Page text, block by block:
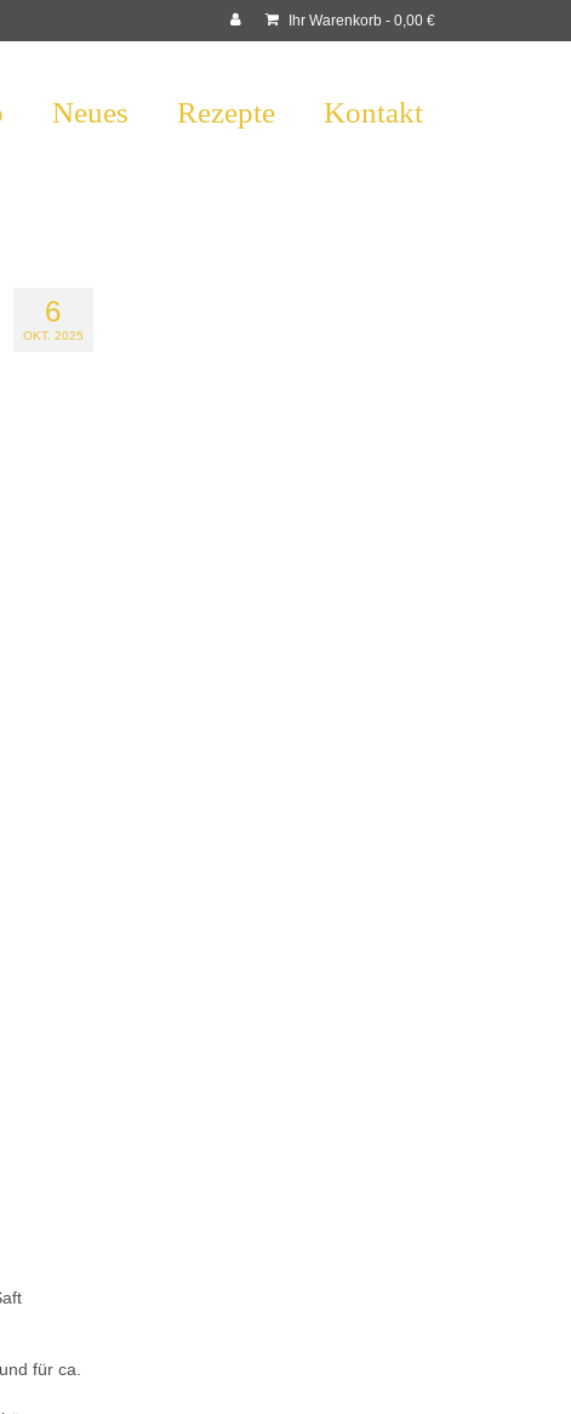
Ihr Warenkorb - 0,00 €
Neues Rezepte Kontakt
6
OKT. 2025
für ca.